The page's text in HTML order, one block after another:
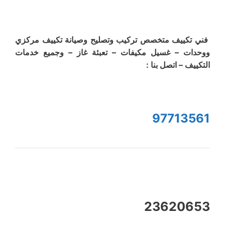
فني تكييف متخصص تركيب وتصليح وصيانة تكييف مركزي
ووحدات – غسيل مكيفات – تعبئة غاز – وجميع خدمات
التكييف – اتصل بنا :
97713561
23620653